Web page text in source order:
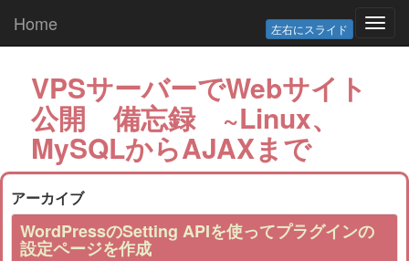
Home 左右にスライド
VPSサーバーでWebサイト
公開 備忘録 ~Linux、
MySQLからAJAXまで
アーカイブ
WordPressのSetting APIを使ってプラグインの
設定ページを作成